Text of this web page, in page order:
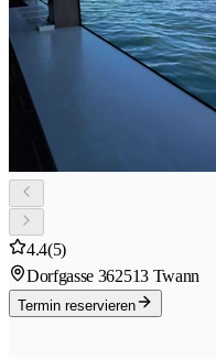
4.4(5)
Dorfgasse 362513 Twann
Termin reservieren